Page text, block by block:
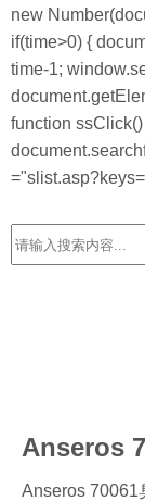
new
if(time>0) {
time-1;
function
Anseros
Anseros 70061